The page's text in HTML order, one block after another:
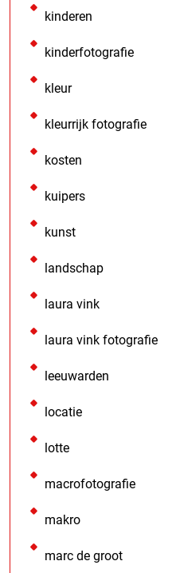
kinderen
kinderfotografie
kleur
kleurrijk fotografie
kosten
kuipers
kunst
landschap
laura vink
laura vink fotografie
leeuwarden
locatie
lotte
macrofotografie
makro
marc de groot